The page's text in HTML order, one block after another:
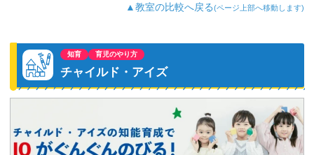
▲教室の比較へ戻る(ページ上部へ移動します)
知育 育児のやり方
チャイルド・アイズ